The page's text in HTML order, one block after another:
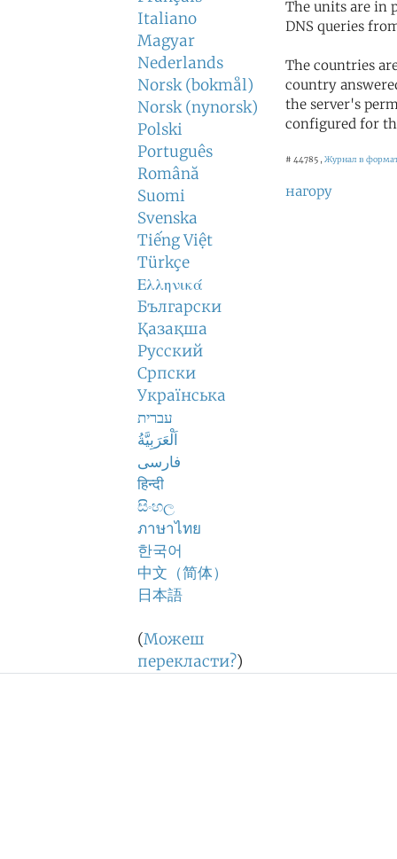
Italiano
Magyar
Nederlands
Norsk (bokmål)
Norsk (nynorsk)
Polski
Português
Română
Suomi
Svenska
Tiếng Việt
Türkçe
Ελληνικά
Български
Қазақша
Русский
Српски
Українська
עברית
اَلْعَرَبِيَّةُ
فارسی
हिन्दी
සිංහල
ภาษาไทย
한국어
中文（简体）
日本語
(Можеш
перекласти?)
The units are in
DNS queries
The countries
country
the server's
configured for
# 44785 , Журнал в
нагору